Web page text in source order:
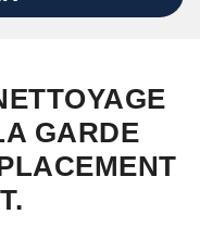
GARDE